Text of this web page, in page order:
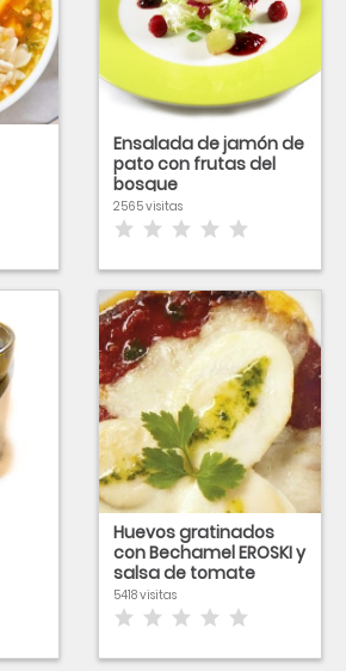
Ensalada de jamón de
pato con frutas del
bosque
2565 visitas
Huevos gratinados
con Bechamel EROSKI y
salsa de tomate
5418 visitas